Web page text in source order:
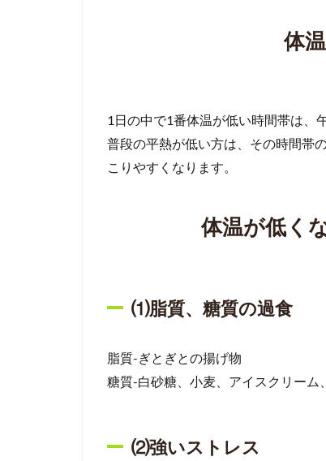
体
1日の中で1番体温が低い時間帯は、
普段の平熱が低い方は、その時間帯
こりやすくなります。
体温が低く
⑴脂質、糖質の過食
脂質-ぎとぎとの揚げ物
糖質-白砂糖、小麦、アイスクリーム
⑵強いストレス